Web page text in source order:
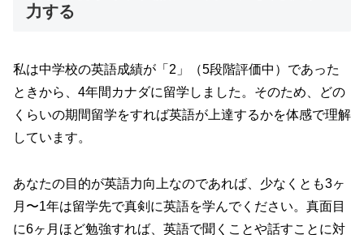
力する
私は中学校の英語成績が「2」（5段階評価中）であった
ときから、4年間カナダに留学しました。そのため、どの
くらいの期間留学をすれば英語が上達するかを体感で理解
しています。
あなたの目的が英語力向上なのであれば、少なくとも3ヶ
月〜1年は留学先で真剣に英語を学んでください。真面目
に6ヶ月ほど勉強すれば、英語で聞くことや話すことに対